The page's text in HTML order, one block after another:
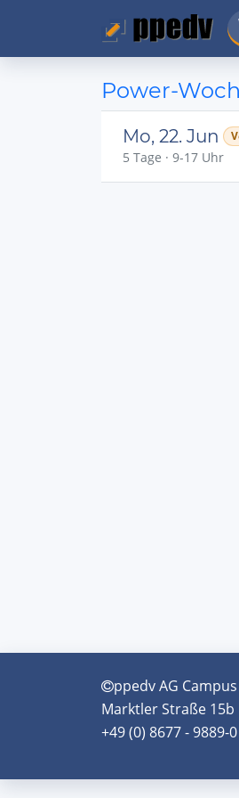
Power-
Mo, 22. Jun
5 Tage · 9-17 Uhr
ppedv AG Campus
Marktler Straße
+49 (0) 8677 -